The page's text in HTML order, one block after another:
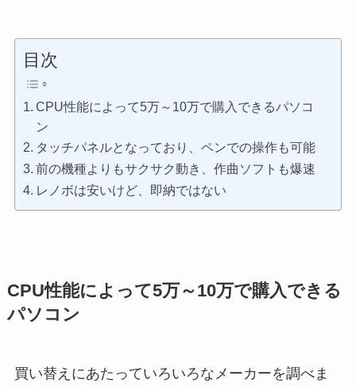
目次
CPU性能によって5万～10万で購入できるパソコ
ン
タッチパネルとなっており、ペンでの操作も可能
前の機種よりもサクサク動き、作曲ソフトも爆速
レノボは安いけど、即納ではない
CPU性能によって5万～10万で購入できる
パソコン
買い替えにあたっていろいろなメーカーを調べま